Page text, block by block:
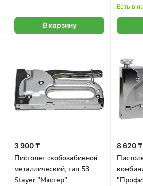
В корзину
Есть в
3 900 ₸
Пистолет скобозабивной
металлический, тип 53
Stayer "Мастер"
8 620 ₸